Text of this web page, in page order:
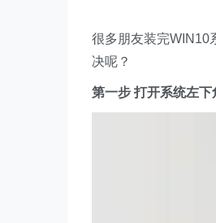
很多朋友装完WIN10
决呢？
第一步 打开系统左下